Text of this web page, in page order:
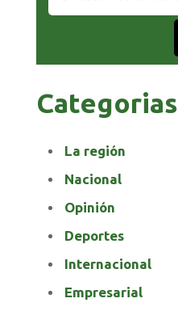
Categorias
La región
Nacional
Opinión
Deportes
Internacional
Empresarial